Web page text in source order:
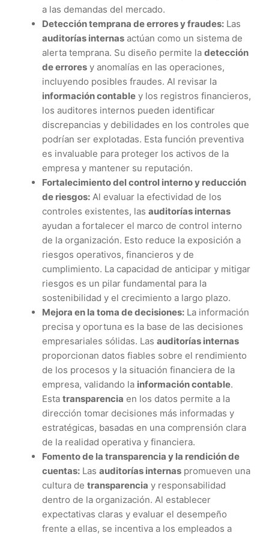
a las demandas del mercado.
Detección temprana de errores y fraudes: Las
auditorías internas actúan como un sistema de
alerta temprana. Su diseño permite la detección
de errores y anomalías en las operaciones,
incluyendo posibles fraudes. Al revisar la
información contable y los registros financieros,
los auditores internos pueden identificar
discrepancias y debilidades en los controles que
podrían ser explotadas. Esta función preventiva
es invaluable para proteger los activos de la
empresa y mantener su reputación.
Fortalecimiento del control interno y reducción
de riesgos: Al evaluar la efectividad de los
controles existentes, las auditorías internas
ayudan a fortalecer el marco de control interno
de la organización. Esto reduce la exposición a
riesgos operativos, financieros y de
cumplimiento. La capacidad de anticipar y mitigar
riesgos es un pilar fundamental para la
sostenibilidad y el crecimiento a largo plazo.
Mejora en la toma de decisiones: La información
precisa y oportuna es la base de las decisiones
empresariales sólidas. Las auditorías internas
proporcionan datos fiables sobre el rendimiento
de los procesos y la situación financiera de la
empresa, validando la información contable.
Esta transparencia en los datos permite a la
dirección tomar decisiones más informadas y
estratégicas, basadas en una comprensión clara
de la realidad operativa y financiera.
Fomento de la transparencia y la rendición de
cuentas: Las auditorías internas promueven una
cultura de transparencia y responsabilidad
dentro de la organización. Al establecer
expectativas claras y evaluar el desempeño
frente a ellas, se incentiva a los empleados a